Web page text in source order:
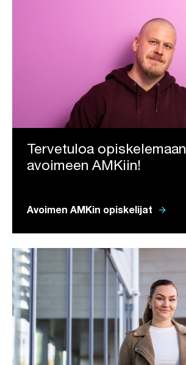
Tervetuloa opiskelemaan
avoimeen AMKiin!
Avoimen AMKin opiskelijat arrow_forward